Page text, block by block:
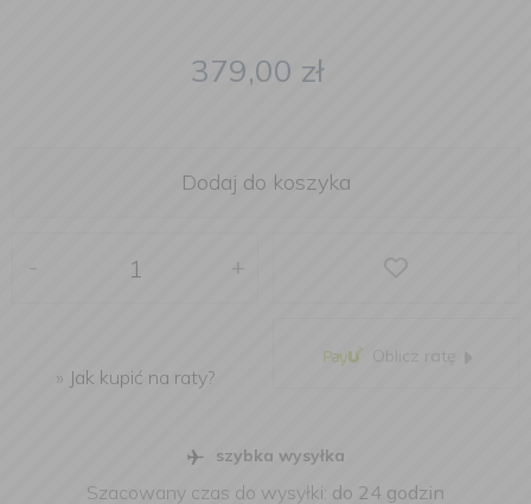
379,00 zł
Dodaj do koszyka
+
» Jak kupić na raty?
szybka wysyłka
Szacowany czas do wysyłki: do 24 godzin